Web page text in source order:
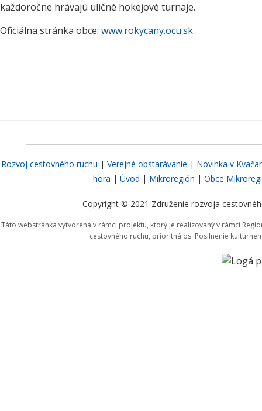
každoročne hrávajú uličné hokejové turnaje.
Oficiálna stránka obce: www.rokycany.ocu.sk
Rozvoj cestovného ruchu | Verejné obstarávanie | Novinka v
hora | Úvod | Mikroregión | Obce
Copyright © 2021 Združenie rozvoja
Táto webstránka vytvorená v rámci projektu, ktorý je realizovaný v rámci
cestovného ruchu, prioritná os: Posilnenie